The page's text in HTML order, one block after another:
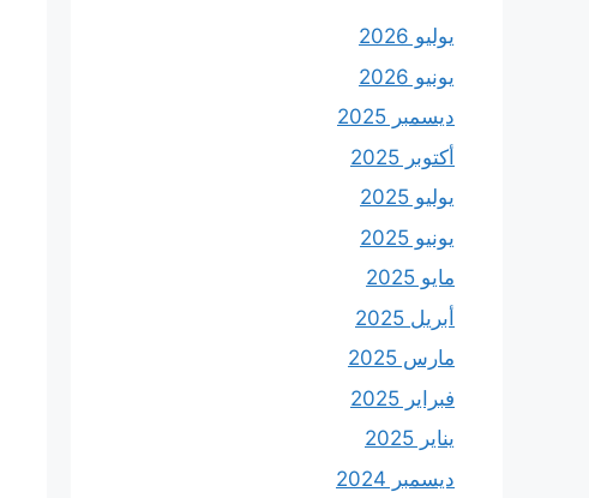
يوليو 2026
يونيو 2026
ديسمبر 2025
أكتوبر 2025
يوليو 2025
يونيو 2025
مايو 2025
أبريل 2025
مارس 2025
فبراير 2025
يناير 2025
ديسمبر 2024